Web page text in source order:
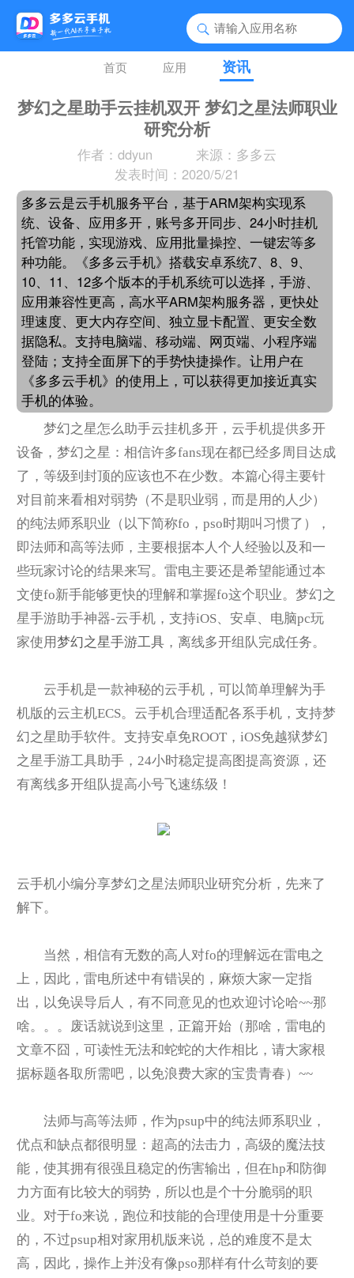
首页 应用 资讯
梦幻之星助手云挂机双开 梦幻之星法师职业
研究分析
作者：ddyun
来源：多多云
发表时间：2020/5/21
多多云是云手机服务平台，基于ARM架构实现系
统、设备、应用多开，账号多开同步、24小时挂机
托管功能，实现游戏、应用批量操控、一键宏等多
种功能。《多多云手机》搭载安卓系统7、8、9、
10、11、12多个版本的手机系统可以选择，手游、
应用兼容性更高，高水平ARM架构服务器，更快处
理速度、更大内存空间、独立显卡配置、更安全数
据隐私。支持电脑端、移动端、网页端、小程序端
登陆；支持全面屏下的手势快捷操作。让用户在
《多多云手机》的使用上，可以获得更加接近真实
手机的体验。
梦幻之星怎么助手云挂机多开，云手机提供多开
设备，梦幻之星：相信许多fans现在都已经多周目达成
了，等级到封顶的应该也不在少数。本篇心得主要针
对目前来看相对弱势（不是职业弱，而是用的人少）
的纯法师系职业（以下简称fo，pso时期叫习惯了），
即法师和高等法师，主要根据本人个人经验以及和一
些玩家讨论的结果来写。雷电主要还是希望能通过本
文使fo新手能够更快的理解和掌握fo这个职业。梦幻之
星手游助手神器-云手机，支持iOS、安卓、电脑pc玩
家使用梦幻之星手游工具 ，离线多开组队完成任务。
云手机是一款神秘的云手机，可以简单理解为手
机版的云主机ECS。云手机合理适配各系手机，支持梦
幻之星助手软件。支持安卓免ROOT，iOS免越狱梦幻
之星手游工具助手，24小时稳定提高图提高资源，还
有离线多开组队提高小号飞速练级！
云手机小编分享梦幻之星法师职业研究分析，先来了
解下。
当然，相信有无数的高人对fo的理解远在雷电之
上，因此，雷电所述中有错误的，麻烦大家一定指
出，以免误导后人，有不同意见的也欢迎讨论哈~~那
啥。。。废话就说到这里，正篇开始（那啥，雷电的
文章不囧，可读性无法和蛇蛇的大作相比，请大家根
据标题各取所需吧，以免浪费大家的宝贵青春）~~
法师与高等法师，作为psup中的纯法师系职业，
优点和缺点都很明显：超高的法击力，高级的魔法技
能，使其拥有很强且稳定的伤害输出，但在hp和防御
力方面有比较大的弱势，所以也是个十分脆弱的职
业。对于fo来说，跑位和技能的合理使用是十分重要
的，不过psup相对家用机版来说，总的难度不是太
高，因此，操作上并没有像pso那样有什么苛刻的要